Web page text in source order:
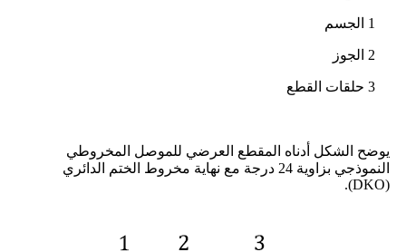
1 الجسم
2 الجوز
3 حلقات القطع
يوضح الشكل أدناه المقطع العرضي للموصل المخروطي
النموذجي بزاوية 24 درجة مع نهاية مخروط الختم الدائري
(DKO).